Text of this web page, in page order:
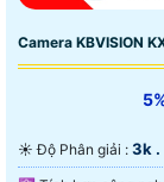
Camera KBVISION
☀️ Độ Phân giải : 3k .